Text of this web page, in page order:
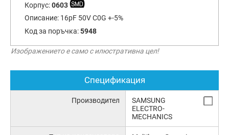
Корпус:0603
Описание: 16pF 50V C0G +-5%
Код за поръчка:5948
Изображението е само с илюстративна цел!
Спецификация
Производител
SAMSUNG
ELECTRO-
MECHANICS